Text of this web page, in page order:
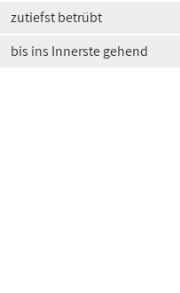
zutiefst betrübt
bis ins Innerste gehend